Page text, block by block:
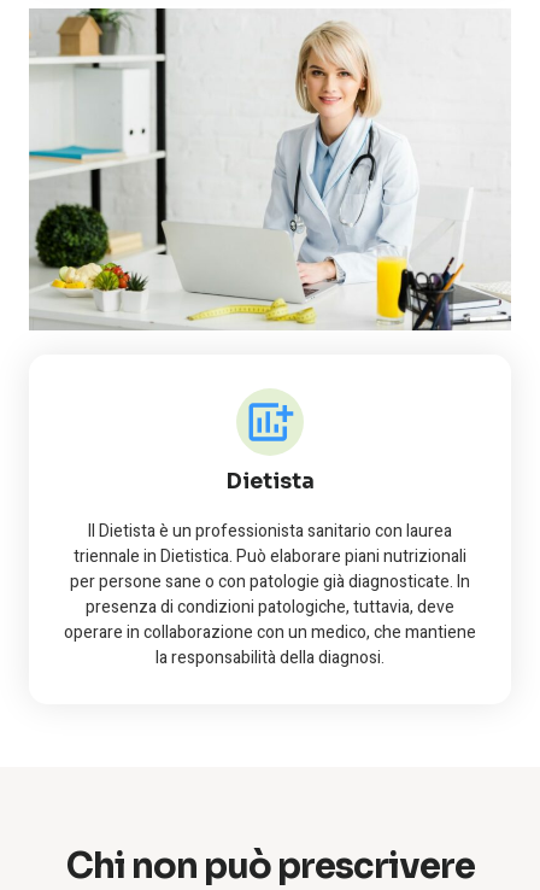
Dietista
Il Dietista è un professionista sanitario con laurea
triennale in Dietistica. Può elaborare piani nutrizionali
per persone sane o con patologie già diagnosticate. In
presenza di condizioni patologiche, tuttavia, deve
operare in collaborazione con un medico, che mantiene
la responsabilità della diagnosi.
Chi non può prescrivere